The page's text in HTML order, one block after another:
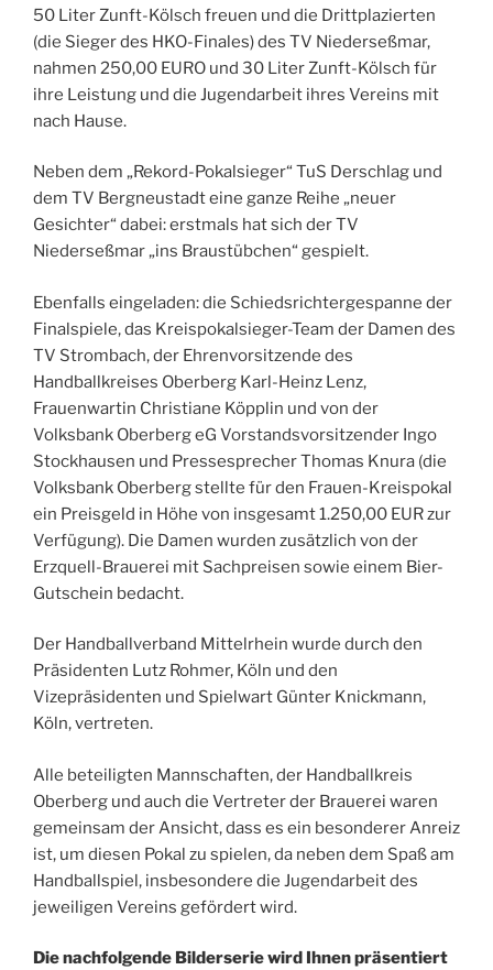
50 Liter Zunft-Kölsch freuen und die Drittplazierten
(die Sieger des HKO-Finales) des TV Niederseßmar,
nahmen 250,00 EURO und 30 Liter Zunft-Kölsch für
ihre Leistung und die Jugendarbeit ihres Vereins mit
nach Hause.
Neben dem „Rekord-Pokalsieger“ TuS Derschlag und
dem TV Bergneustadt eine ganze Reihe „neuer
Gesichter“ dabei: erstmals hat sich der TV
Niederseßmar „ins Braustübchen“ gespielt.
Ebenfalls eingeladen: die Schiedsrichtergespanne der
Finalspiele, das Kreispokalsieger-Team der Damen des
TV Strombach, der Ehrenvorsitzende des
Handballkreises Oberberg Karl-Heinz Lenz,
Frauenwartin Christiane Köpplin und von der
Volksbank Oberberg eG Vorstandsvorsitzender Ingo
Stockhausen und Pressesprecher Thomas Knura (die
Volksbank Oberberg stellte für den Frauen-Kreispokal
ein Preisgeld in Höhe von insgesamt 1.250,00 EUR zur
Verfügung). Die Damen wurden zusätzlich von der
Erzquell-Brauerei mit Sachpreisen sowie einem Bier-
Gutschein bedacht.
Der Handballverband Mittelrhein wurde durch den
Präsidenten Lutz Rohmer, Köln und den
Vizepräsidenten und Spielwart Günter Knickmann,
Köln, vertreten.
Alle beteiligten Mannschaften, der Handballkreis
Oberberg und auch die Vertreter der Brauerei waren
gemeinsam der Ansicht, dass es ein besonderer Anreiz
ist, um diesen Pokal zu spielen, da neben dem Spaß am
Handballspiel, insbesondere die Jugendarbeit des
jeweiligen Vereins gefördert wird.
Die nachfolgende Bilderserie wird Ihnen präsentiert